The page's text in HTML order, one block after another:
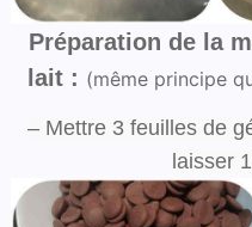
Préparation de la
lait : (même principe
– Mettre 3 feuilles de
laisser